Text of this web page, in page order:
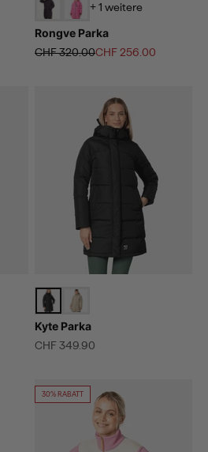
+ 1 weitere
Rongve Parka
Regulärer Preis
CHF 320.00Angebot
CHF 256.00
Kyte Parka
Angebot
CHF 349.90
30% RABATT